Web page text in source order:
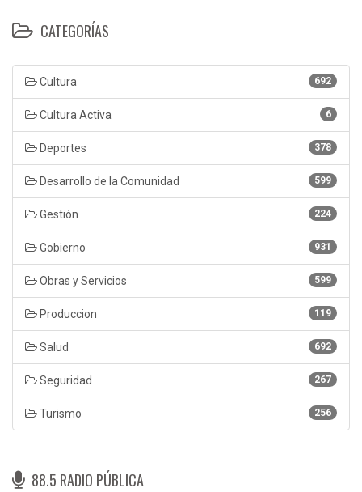
CATEGORÍAS
692
Cultura
6
Cultura Activa
378
Deportes
599
Desarrollo de la Comunidad
224
Gestión
931
Gobierno
599
Obras y Servicios
119
Produccion
692
Salud
267
Seguridad
256
Turismo
88.5 RADIO PÚBLICA